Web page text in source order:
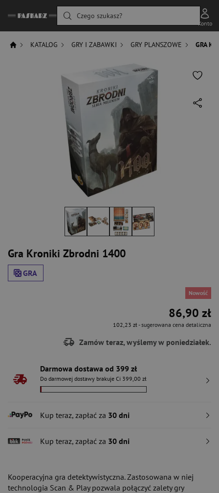
Czego szukasz?
Konto
KATALOG GRY I ZABAWKI GRY PLANSZOWE GRA
Gra Kroniki Zbrodni 1400
GRA
Nowość
86,90 zł
102,23 zł- sugerowana cena detaliczna
Zamów teraz, wyślemy w poniedziałek.
Darmowa dostawa od 399 zł
Do darmowej dostawy brakuje Ci 399,00 zł
Kup teraz, zapłać za 30 dni
Kup teraz, zapłać za 30 dni
Kooperacyjna gra detektywistyczna. Zastosowana w niej
technologia Scan & Play pozwala połączyć zalety gry